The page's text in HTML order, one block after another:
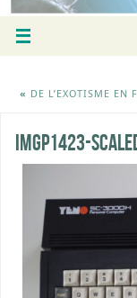
« DE L’EXOTISME EN
IMGP1423-